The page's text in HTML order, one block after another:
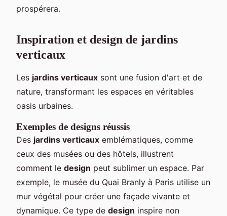
prospérera.
Inspiration et design de jardins
verticaux
Les jardins verticaux sont une fusion d'art et de
nature, transformant les espaces en véritables
oasis urbaines.
Exemples de designs réussis
Des jardins verticaux emblématiques, comme
ceux des musées ou des hôtels, illustrent
comment le design peut sublimer un espace. Par
exemple, le musée du Quai Branly à Paris utilise un
mur végétal pour créer une façade vivante et
dynamique. Ce type de design inspire non